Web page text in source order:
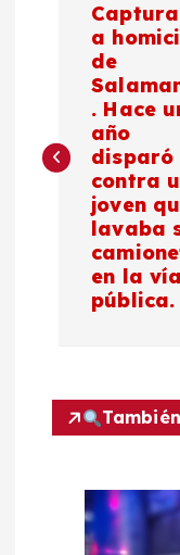
e
ó
a
de
. Hace
año
disparó
contra
joven
lavaba
en la vía
pública.